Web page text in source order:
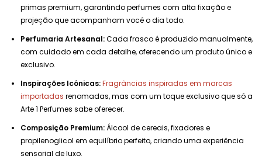
primas premium, garantindo perfumes com alta fixação e
projeção que acompanham você o dia todo.
Perfumaria Artesanal:Cada frasco é produzido manualmente,
com cuidado em cada detalhe, oferecendo um produto único e
exclusivo.
Inspirações Icônicas:Fragrâncias inspiradas em marcas
importadas renomadas, mas com um toque exclusivo que só a
Arte 1 Perfumes sabe oferecer.
Composição Premium:Álcool de cereais, fixadores e
propilenoglicol em equilíbrio perfeito, criando uma experiência
sensorial de luxo.